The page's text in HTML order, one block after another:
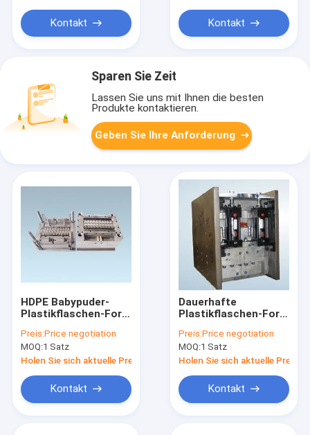
Kontakt Kontakt
Sparen Sie Zeit
Lassen Sie uns mit Ihnen die besten
Produkte kontaktieren.
Geben Sie Ihre Anforderung
HDPE Babypuder-
Plastikflaschen-Form
Preis:Price negotiation
MOQ:1 Satz
Holen Sie sich aktuelle Preis
Kontakt
Dauerhafte
Plastikflaschen-Form
Verpackenflaschen
mit Ansicht-Streifen
Preis:Price negotiation
MOQ:1 Satz
Holen Sie sich aktuelle Preis
Kontakt